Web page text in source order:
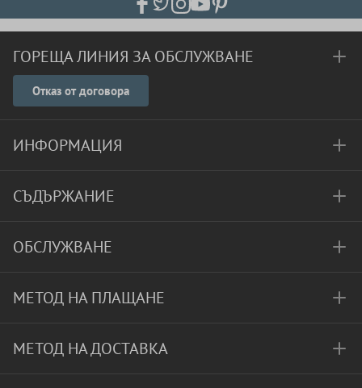
ГОРЕЩА ЛИНИЯ ЗА ОБСЛУЖВАНЕ
Отказ от договора
ИНФОРМАЦИЯ
СЪДЪРЖАНИЕ
ОБСЛУЖВАНЕ
МЕТОД НА ПЛАЩАНЕ
МЕТОД НА ДОСТАВКА